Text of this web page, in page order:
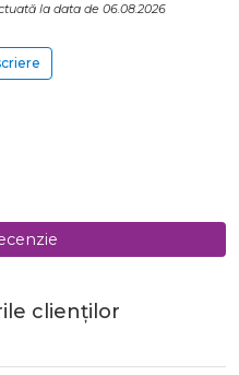
la data de 06.08.2026
clienților